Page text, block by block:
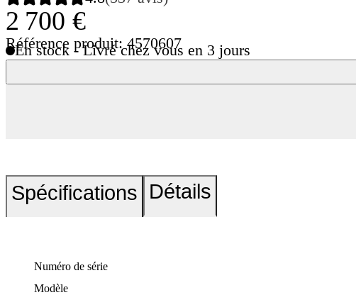
2 700 €
Référence produit: 4570607
En stock - Livré chez vous en 3 jours
Spécifications Détails
Numéro de série
Modèle